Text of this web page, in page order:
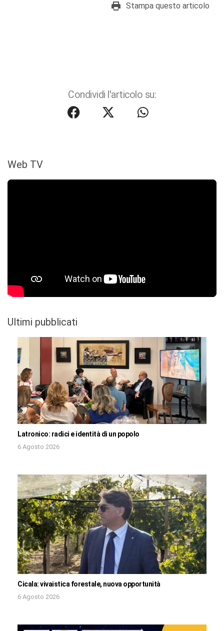
Stampa questo articolo
Condividi l'articolo su:
Web TV
Ultimi pubblicati
Latronico: radici e identità di un popolo
6 Agosto 2026
Cicala: vivaistica forestale, nuova opportunità
6 Agosto 2026